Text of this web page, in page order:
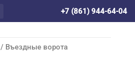
+7 (861) 944-64-04
/ Въездные ворота